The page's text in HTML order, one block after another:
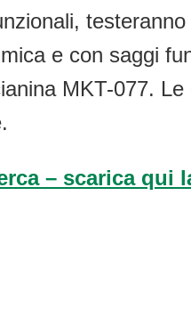
e con saggi
MKT-077.
– scarica qui